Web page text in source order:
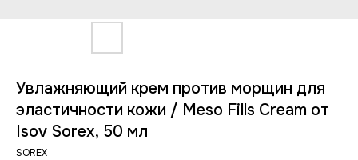
Увлажняющий крем против морщин для
эластичности кожи / Meso Fills Cream от
Isov Sorex, 50 мл
SOREX